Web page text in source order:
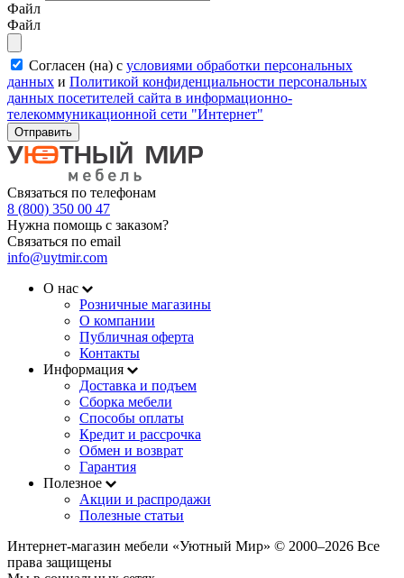
Файл
Файл
Согласен (на) с условиями обработки персональных
данных и Политикой конфиденциальности персональных
данных посетителей сайта в информационно-
телекоммуникационной сети "Интернет"
Отправить
Связаться по телефонам
8 (800) 350 00 47
Нужна помощь с заказом?
Связаться по email
info@uytmir.com
О нас
Розничные магазины
О компании
Публичная оферта
Контакты
Информация
Доставка и подъем
Сборка мебели
Способы оплаты
Кредит и рассрочка
Обмен и возврат
Гарантия
Полезное
Акции и распродажи
Полезные статьи
Интернет-магазин мебели «Уютный Мир» © 2000‒2026 Все
права защищены